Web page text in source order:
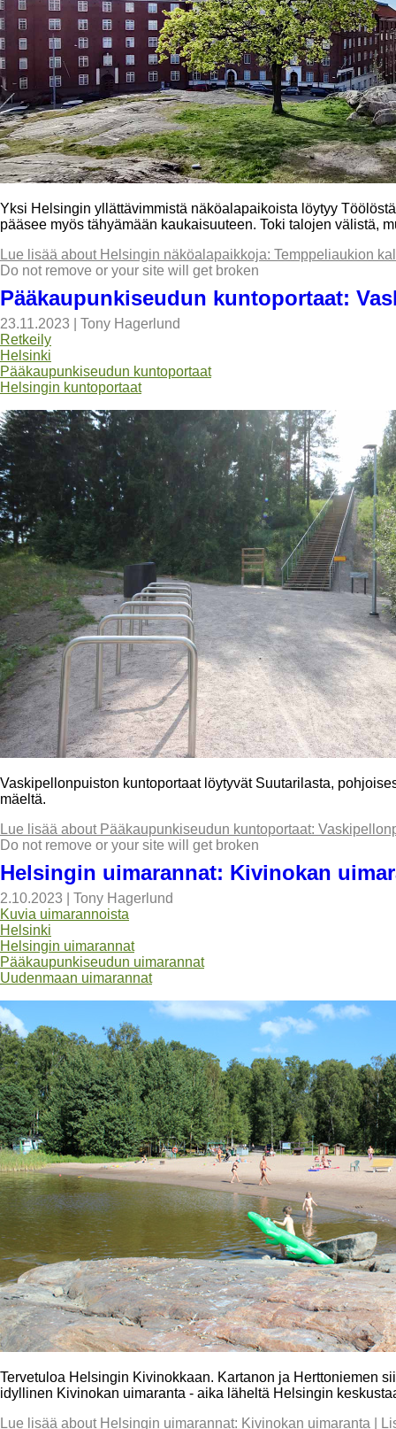
Yksi Helsingin yllättävimmistä näköalapaikoista löytyy
pääsee myös tähyämään kaukaisuuteen. Toki talojen välistä,
Lue lisää about Helsingin näköalapaikkoja: Temppeliaukion
Do not remove or your site will get broken
Pääkaupunkiseudun kuntoportaat:
23.11.2023
Tony Hagerlund
Retkeily
Helsinki
Pääkaupunkiseudun kuntoportaat
Helsingin kuntoportaat
Vaskipellonpuiston kuntoportaat löytyvät Suutarilasta,
mäeltä.
Lue lisää about Pääkaupunkiseudun kuntoportaat:
Do not remove or your site will get broken
Helsingin uimarannat: Kivinokan
2.10.2023
Tony Hagerlund
Kuvia uimarannoista
Helsinki
Helsingin uimarannat
Pääkaupunkiseudun uimarannat
Uudenmaan uimarannat
Tervetuloa Helsingin Kivinokkaan. Kartanon ja Herttoniemen
idyllinen Kivinokan uimaranta - aika läheltä Helsingin
Lue lisää about Helsingin uimarannat: Kivinokan uimaranta